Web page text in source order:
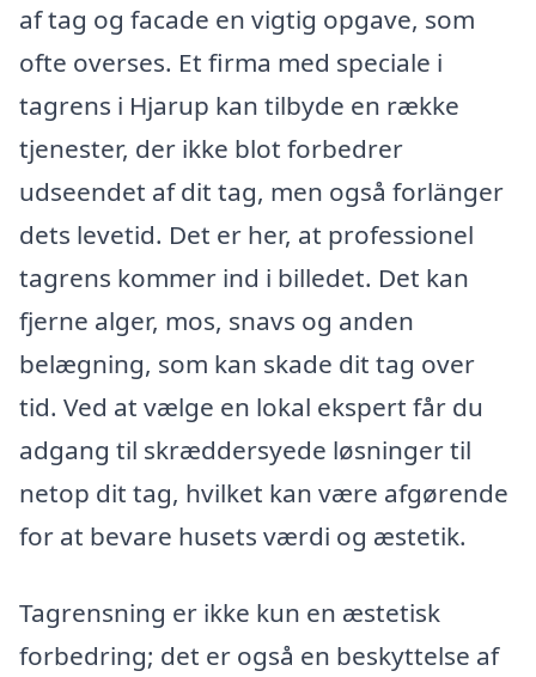
af tag og facade en vigtig opgave, som
ofte overses. Et firma med speciale i
tagrens i Hjarup kan tilbyde en række
tjenester, der ikke blot forbedrer
udseendet af dit tag, men også forlänger
dets levetid. Det er her, at professionel
tagrens kommer ind i billedet. Det kan
fjerne alger, mos, snavs og anden
belægning, som kan skade dit tag over
tid. Ved at vælge en lokal ekspert får du
adgang til skræddersyede løsninger til
netop dit tag, hvilket kan være afgørende
for at bevare husets værdi og æstetik.
Tagrensning er ikke kun en æstetisk
forbedring; det er også en beskyttelse af